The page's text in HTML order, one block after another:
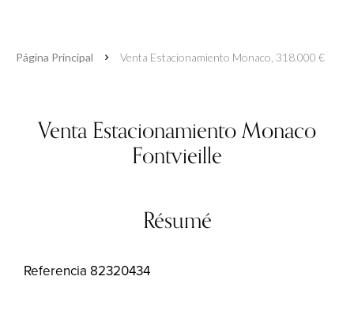
Página Principal Venta Estacionamiento Monaco, 318.000 €
Venta Estacionamiento Monaco
Fontvieille
Résumé
Referencia 82320434